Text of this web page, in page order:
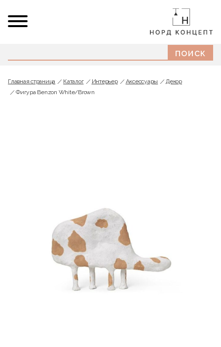
Главная страница Каталог Интерьер Аксессуары
Декор
Фигура Benzon White/Brown